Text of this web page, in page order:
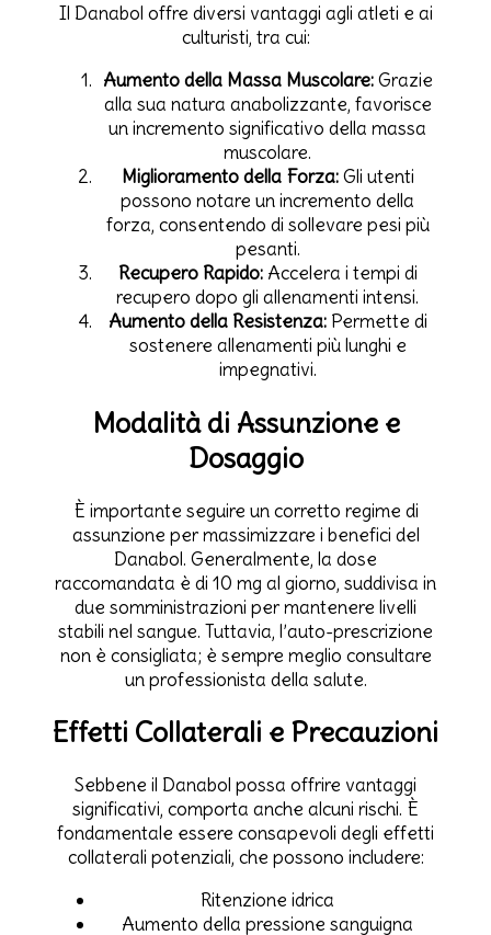
Il Danabol offre diversi vantaggi agli atleti e ai
culturisti, tra cui:
Aumento della Massa Muscolare:Grazie
alla sua natura anabolizzante, favorisce
un incremento significativo della massa
muscolare.
Miglioramento della Forza:Gli utenti
possono notare un incremento della
forza, consentendo di sollevare pesi più
pesanti.
Recupero Rapido:Accelera i tempi di
recupero dopo gli allenamenti intensi.
Aumento della Resistenza:Permette di
sostenere allenamenti più lunghi e
impegnativi.
Modalità di Assunzione e
Dosaggio
È importante seguire un corretto regime di
assunzione per massimizzare i benefici del
Danabol. Generalmente, la dose
raccomandata è di 10 mg al giorno, suddivisa in
due somministrazioni per mantenere livelli
stabili nel sangue. Tuttavia, l’auto-prescrizione
non è consigliata; è sempre meglio consultare
un professionista della salute.
Effetti Collaterali e Precauzioni
Sebbene il Danabol possa offrire vantaggi
significativi, comporta anche alcuni rischi. È
fondamentale essere consapevoli degli effetti
collaterali potenziali, che possono includere:
Ritenzione idrica
Aumento della pressione sanguigna